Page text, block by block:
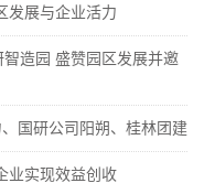
发展与企业活力
造园 盛赞园区发展并邀
国研公司阳朔、桂林团建
业实现效益创收